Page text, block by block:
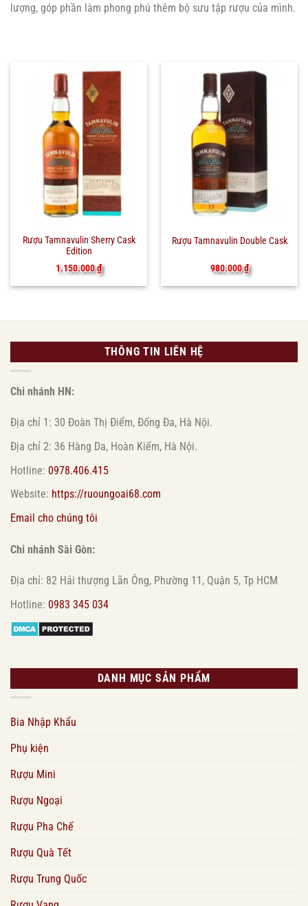
lượng, góp phần làm phong phú thêm bộ sưu tập rượu của mình.
Rượu Tamnavulin Sherry Cask
Edition
1.150.000₫
Rượu Tamnavulin Double Cask
980.000₫
THÔNG TIN LIÊN HỆ
Chi nhánh HN:
Địa chỉ 1: 30 Đoàn Thị Điểm, Đống Đa, Hà Nội.
Địa chỉ 2: 36 Hàng Da, Hoàn Kiếm, Hà Nội.
Hotline: 0978.406.415
Website: https://ruoungoai68.com
Email cho chúng tôi
Chi nhánh Sài Gòn:
Địa chỉ: 82 Hải thượng Lãn Ông, Phường 11, Quận 5, Tp HCM
Hotline: 0983 345 034
DANH MỤC SẢN PHẨM
Bia Nhập Khẩu
Phụ kiện
Rượu Mini
Rượu Ngoại
Rượu Pha Chế
Rượu Quà Tết
Rượu Trung Quốc